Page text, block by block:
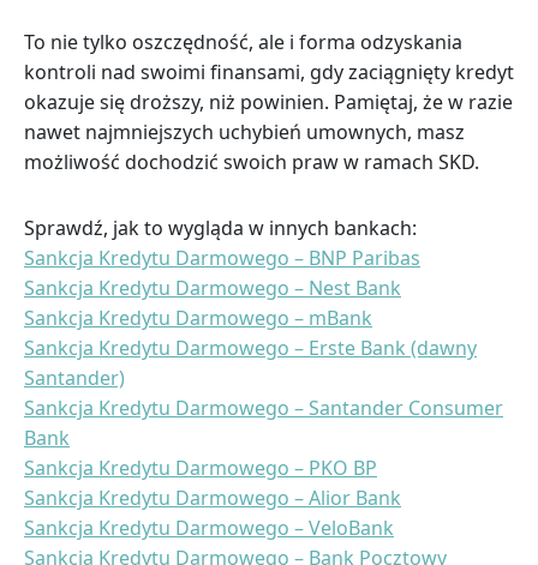
To nie tylko oszczędność, ale i forma odzyskania
kontroli nad swoimi finansami, gdy zaciągnięty kredyt
okazuje się droższy, niż powinien. Pamiętaj, że w razie
nawet najmniejszych uchybień umownych, masz
możliwość dochodzić swoich praw w ramach SKD.
Sprawdź, jak to wygląda w innych bankach:
Sankcja Kredytu Darmowego – BNP Paribas
Sankcja Kredytu Darmowego – Nest Bank
Sankcja Kredytu Darmowego – mBank
Sankcja Kredytu Darmowego – Erste Bank (dawny
Santander)
Sankcja Kredytu Darmowego – Santander Consumer
Bank
Sankcja Kredytu Darmowego – PKO BP
Sankcja Kredytu Darmowego – Alior Bank
Sankcja Kredytu Darmowego – VeloBank
Sankcja Kredytu Darmowego – Bank Pocztowy